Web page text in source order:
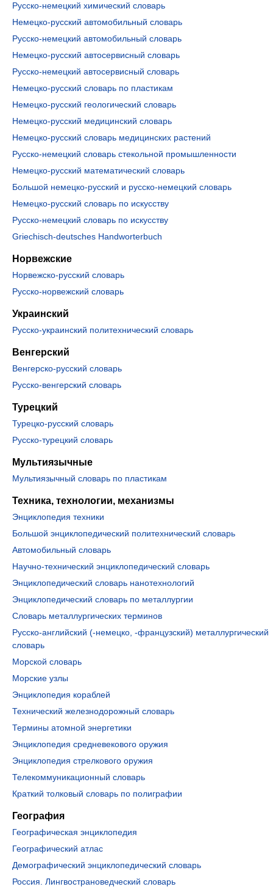
Русско-немецкий химический словарь
Немецко-русский автомобильный словарь
Русско-немецкий автомобильный словарь
Немецко-русский автосервисный словарь
Русско-немецкий автосервисный словарь
Немецко-русский словарь по пластикам
Немецко-русский геологический словарь
Немецко-русский медицинский словарь
Немецко-русский словарь медицинских растений
Русско-немецкий словарь стекольной промышленности
Немецко-русский математический словарь
Большой немецко-русский и русско-немецкий словарь
Немецко-русский словарь по искусству
Русско-немецкий словарь по искусству
Griechisch-deutsches Handworterbuch
Норвежские
Норвежско-русский словарь
Русско-норвежский словарь
Украинский
Русско-украинский политехнический словарь
Венгерский
Венгерско-русский словарь
Русско-венгерский словарь
Турецкий
Турецко-русский словарь
Русско-турецкий словарь
Мультиязычные
Мультиязычный словарь по пластикам
Техника, технологии, механизмы
Энциклопедия техники
Большой энциклопедический политехнический словарь
Автомобильный словарь
Научно-технический энциклопедический словарь
Энциклопедический словарь нанотехнологий
Энциклопедический словарь по металлургии
Словарь металлургических терминов
Русско-английский (-немецко, -французский) металлургический
словарь
Морской словарь
Морские узлы
Энциклопедия кораблей
Технический железнодорожный словарь
Термины атомной энергетики
Энциклопедия средневекового оружия
Энциклопедия стрелкового оружия
Телекоммуникационный словарь
Краткий толковый словарь по полиграфии
География
Географическая энциклопедия
Географический атлас
Демографический энциклопедический словарь
Россия. Лингвострановедческий словарь